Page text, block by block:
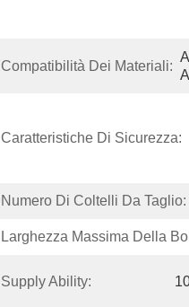
Compatibilità Dei Materiali:
Caratteristiche Di Sicurezza:
Numero Di Coltelli Da Taglio:
Larghezza Massima Della
Supply Ability: